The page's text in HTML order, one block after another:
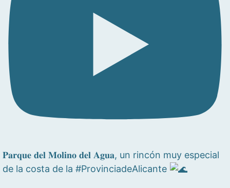
𝐏𝐚𝐫𝐪𝐮𝐞 𝐝𝐞𝐥 𝐌𝐨𝐥𝐢𝐧𝐨 𝐝𝐞𝐥 𝐀𝐠𝐮𝐚, un rincón muy especial
de la costa de la #ProvinciadeAlicante